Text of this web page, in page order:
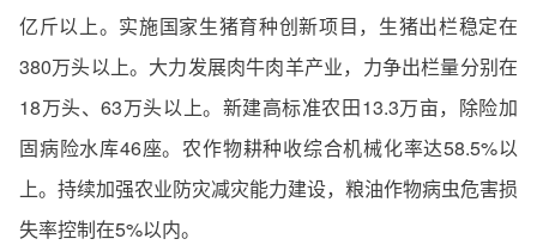
亿斤以上。实施国家生猪育种创新项目，生猪出栏稳定在
380万头以上。大力发展肉牛肉羊产业，力争出栏量分别在
18万头、63万头以上。新建高标准农田13.3万亩，除险加
固病险水库46座。农作物耕种收综合机械化率达58.5%以
上。持续加强农业防灾减灾能力建设，粮油作物病虫危害损
失率控制在5%以内。